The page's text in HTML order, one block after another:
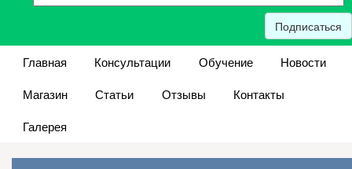
Подписаться
Главная Консультации Обучение
Новости
Магазин
Статьи Отзывы
Контакты
Галерея